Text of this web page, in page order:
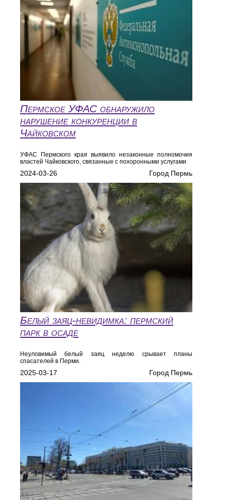
Пермское УФАС обнаружило
нарушение конкуренции в
Чайковском
УФАС Пермского края выявило незаконные полномочия
властей Чайковского, связанные с похоронными услугами
2024-03-26 Город Пермь
Белый заяц-невидимка: пермский
парк в осаде
Неуловимый белый заяц неделю срывает планы
спасателей в Перми.
2025-03-17 Город Пермь